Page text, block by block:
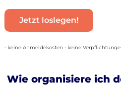
Jetzt loslegen!
• keine Anmeldekosten • keine
Wie organisiere ich